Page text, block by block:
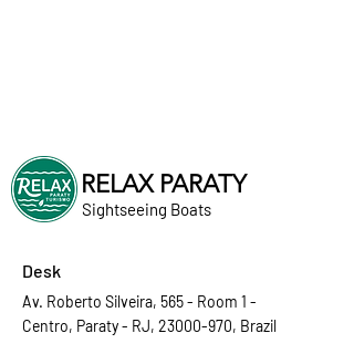
RELAX PARATY
Sightseeing Boats
Desk
Av. Roberto Silveira, 565 - Room 1 -
Centro, Paraty - RJ, 23000-970, Brazil